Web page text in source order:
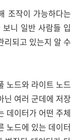
조작이 가능하다는
니 일반 사람들 입
리되고 있는지 알 수
노드와 라이트 노드
닌 여러 군데에 저장
데이터가 어떤 주체
노드에 있는 데이터